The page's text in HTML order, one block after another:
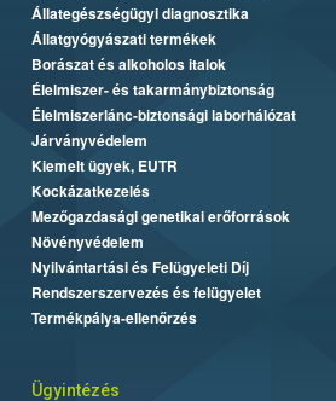
Állategészségügyi diagnosztika
Állatgyógyászati termékek
Borászat és alkoholos italok
Élelmiszer- és takarmánybiztonság
Élelmiszerlánc-biztonsági laborhálózat
Járványvédelem
Kiemelt ügyek, EUTR
Kockázatkezelés
Mezőgazdasági genetikai erőforrások
Növényvédelem
Nyilvántartási és Felügyeleti Díj
Rendszerszervezés és felügyelet
Termékpálya-ellenőrzés
Ügyintézés